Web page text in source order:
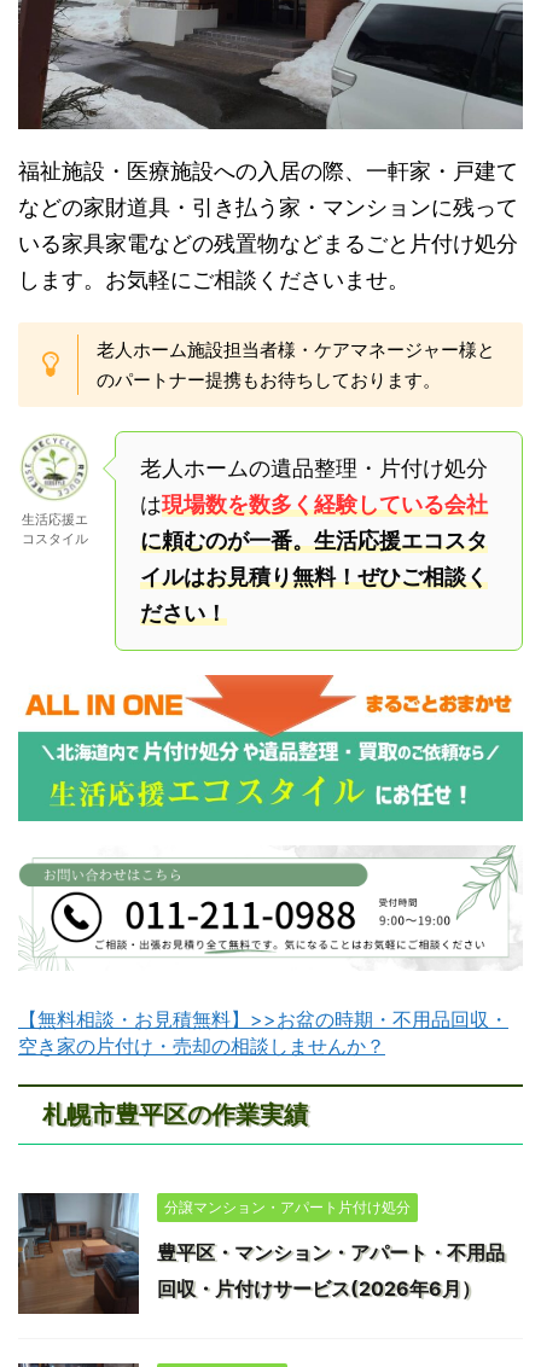
福祉施設・医療施設への入居の際、一軒家・戸建て
などの家財道具・引き払う家・マンションに残って
いる家具家電などの残置物などまるごと片付け処分
します。お気軽にご相談くださいませ。
老人ホーム施設担当者様・ケアマネージャー様と
のパートナー提携もお待ちしております。
生活応援エ
コスタイル
老人ホームの遺品整理・片付け処分
は現場数を数多く経験している会社
に頼むのが一番。生活応援エコスタ
イルはお見積り無料！ぜひご相談く
ださい！
【無料相談・お見積無料】>>お盆の時期・不用品回収・
空き家の片付け・売却の相談しませんか？
札幌市豊平区の作業実績
分譲マンション・アパート片付け処分
豊平区・マンション・アパート・不用品
回収・片付けサービス(2026年6月）